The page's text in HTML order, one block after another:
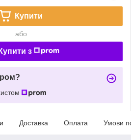
Купити
або
Купити з
Доставка Оплата Умови